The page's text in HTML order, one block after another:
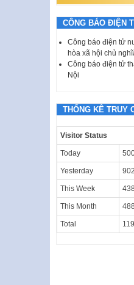
CÔNG BÁO ĐIỆN
Công báo điện tử
hòa xã hội chủ
Công báo điện tử
Nội
THỐNG KÊ TRUY
Visitor Status
Today
Yesterday
This Week
This Month
Total